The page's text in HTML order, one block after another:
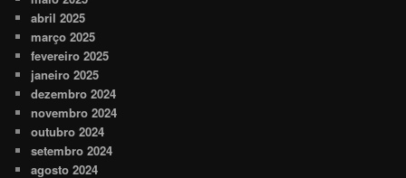
abril 2025
março 2025
fevereiro 2025
janeiro 2025
dezembro 2024
novembro 2024
outubro 2024
setembro 2024
agosto 2024